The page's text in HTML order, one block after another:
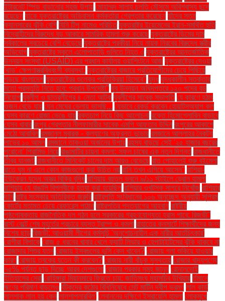
ইন্টারনেট স্পিড বাড়ানোর সহজ উপায় মোহাম্মদ সালাহ চলতি মৌসুমে অবিশ্বাস্য ছন্দে
রয়েছেন যাকে যুক্তরাষ্ট্রের অভিবাসন কর্মকর্তারা গ্রেপ্তার করেছেন যাঁদের স্তন
ক্যানসারের ঝুঁকি বেশি যিনি টিপু নামেও পরিচিত যুক্তরাষ্ট্র ইয়েমেনের ইরান-সমর্থিত হুতি
বিদ্রোহীদের বিরুদ্ধে বড় আকারে সামরিক হামলা শুরু করেছে যুক্তরাষ্ট্রে ডিমের দাম
সর্বকালের সবচেয়ে বেশি বেড়েছে যুক্তরাষ্ট্রে পরকীয়া নিয়ে নায়ক নিরবের বিরুদ্ধে স্ত্রীর
অভিযোগ যুক্তরাষ্ট্রে স্কুলে এলোপাতাড়ি গুলিতে নিহত ৩ যুক্তরাষ্ট্রের আন্তর্জাতিক
উন্নয়ন সংস্থা (USAID) এর প্রধান কার্যালয় ওয়াশিংটনে আজ যুক্তরাষ্ট্রের দেওয়া
'থাড' ক্ষেপণাস্ত্রবিধ্বংসী ব্যবস্থা: যুক্তরাষ্ট্রের বাজারে প্রতিযোগীদের চেয়ে পিছিয়ে
পড়ছে বাংলাদেশ যুক্তরাষ্ট্রের শুল্কের প্রতিক্রিয়া হিসেবে" যুদ্ধ যুদ্ধকালীন সতর্কতার
মতো প্রস্তুতি নিতে হবে: প্রধান উপদেষ্টা" যুব উন্নয়ন অধিদপ্তরে ১২০ পদের বড়
নিয়োগ যুবলীগ ও ছাত্রলীগের ৪ নেতা আটক যুবলীগের সাবেক সভাপতি যে কারণে হঠাৎ
ওজন বেড়ে যায় যেন মেঘের ভেলায় ভাসছি... যেভাবে রেকর্ড করবেন হোয়াটসঅ্যাপ কল
যেসব কারণে রোজা ভেঙে যায় রক্তচাপ নিয়ে কিছু আলোচনা রক্তে হিমোগ্লোবিন বাড়াবে
যেসব খাবার রংপুর গ্রেপ্তার নীলফামারীর সাবেক এমপি আফতাব উদ্দিন রংপুরের আকাশে
মেঠো আবাবিল রমজানুল মুবারক - কল্যাণের অফুরন্ত ভান্ডার রমজানে আল্লাহর নৈকট্য
লাভের ১০ আমল রমজানে তাকওয়া অর্জনের উপায় রহস্য বাড়ছে সেই '২৫ হাজার বছরের
পুরোনো' পিরামিড নিয়ে রাঙামাটির চায়না কমলা: সফল চাষের এক নতুন দিগন্ত রাজধানীতে
তীব্র যানজট রাজধানীতে মিনিকেট চালের দাম আরও বেড়েছে রাত পোহালেই শুরু বইমেলা
রাতে ঘুম না এলে কোন কাজগুলো করা উচিত নয় রানি তখন এগিয়ে আসেন" রাশিয়া-
ইউক্রেন যুদ্ধে অস্ত্র বিক্রি বৃদ্ধি রাশিয়ায় বহুতল ভবনে ৯/১১ স্টাইলে ড্রোন হামলা
রাশিয়ায় যে বাঙালি বিপ্লবীকে হত্যা করা হয়েছিল রাশিয়ার ওখটস্ক সাগরে নিখোঁজ রাশিয়ার
দাবি রাষ্ট্র সংস্কার অতিরিক্ত জরুরি রাষ্ট্রপতি সংবিধানের ১০৬ অনুচ্ছেদ অনুযায়ী সুপ্রিম
কোর্টের মতামত চেয়ে রেফারেন্স পাঠান রাষ্ট্রপতির পদত্যাগের আহ্বান রাষ্ট্রীয়
পৃষ্ঠপোষকতায় রাজনৈতিক দল গঠন হলে সরকারের গ্রহণযোগ্যতা হ্রাস পাবে: রিজভী"
রাস্ট বেল্টে শেষ মুহূর্তের প্রচারে ব্যস্ত ট্রাম্প ও কমলা রাহাতের কনসার্টে শিক্ষার্থীদের জন্য
বিশেষ ছাড় রিজভী: আওয়ামী লীগের কর্মসূচি 'অনুশোচনাহীন এক নারীর আর্তচিৎকার'
রোগীরা বিপাকে রোজ ৫ ধরনের খাবার খেলে ফ্যাটি লিভার ও হেপাটাইটিসের ঝুঁকি থাকবে না
রোজাদার শিশুর যত্ন রোজায় ইসবগুলের ভুসি কেন খাবেন? রোজায় গলা শুকিয়ে যাওয়ার
কারণ রোজায় ত্বকের যত্নে কী করবেন? রোজায় নারী বাঁচুক সুস্থতায় রোজার খাদ্যপণ্যে
৭৫% পর্যন্ত ছাড় দিচ্ছে আরব দেশগুলো রোজার প্রকার সমূহ জানুন রোনালদোই
ইতিহাসের সেরা রোহিঙ্গারা মিয়ানমারে ফিরতে চায়: জাতিসংঘ মহাসচিব উখিয়ায় র্তমানে
ঋণের পরিমাণ বাড়লেও র্যটকদের কঠোর বিধিনিষেধে সেন্ট মার্টিন দ্বীপ ভ্রমণ লাল কার্ড
লালশাক লাল হয় কেন লালশাপলারবিল' লেবাননের দক্ষিণে ইসরায়েলি হামলা লোকমুখে